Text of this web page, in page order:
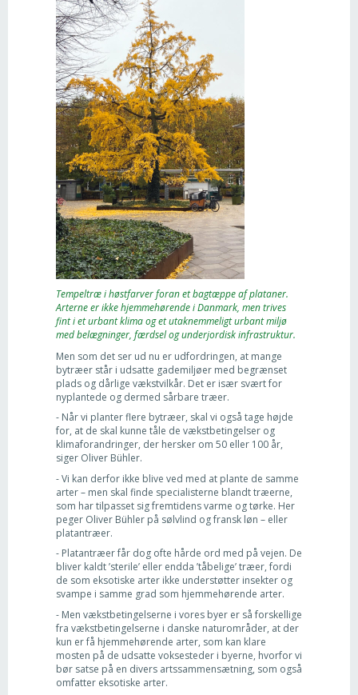
Tempeltræ i høstfarver foran et bagtæppe af plataner.
Arterne er ikke hjemmehørende i Danmark, men trives
fint i et urbant klima og et utaknemmeligt urbant miljø
med belægninger, færdsel og underjordisk infrastruktur.
Men som det ser ud nu er udfordringen, at mange
bytræer står i udsatte gademiljøer med begrænset
plads og dårlige vækstvilkår. Det er især svært for
nyplantede og dermed sårbare træer.
- Når vi planter flere bytræer, skal vi også tage højde
for, at de skal kunne tåle de vækstbetingelser og
klimaforandringer, der hersker om 50 eller 100 år,
siger Oliver Bühler.
- Vi kan derfor ikke blive ved med at plante de samme
arter – men skal finde specialisterne blandt træerne,
som har tilpasset sig fremtidens varme og tørke. Her
peger Oliver Bühler på sølvlind og fransk løn – eller
platantræer.
- Platantræer får dog ofte hårde ord med på vejen. De
bliver kaldt ’sterile’ eller endda ’tåbelige’ træer, fordi
de som eksotiske arter ikke understøtter insekter og
svampe i samme grad som hjemmehørende arter.
- Men vækstbetingelserne i vores byer er så forskellige
fra vækstbetingelserne i danske naturområder, at der
kun er få hjemmehørende arter, som kan klare
mosten på de udsatte voksesteder i byerne, hvorfor vi
bør satse på en divers artssammensætning, som også
omfatter eksotiske arter.